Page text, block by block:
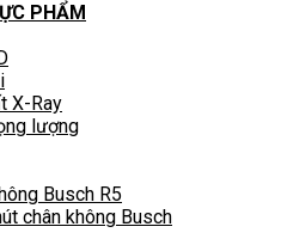
PHẨM
X-Ray
lượng
Busch R5
chân không Busch